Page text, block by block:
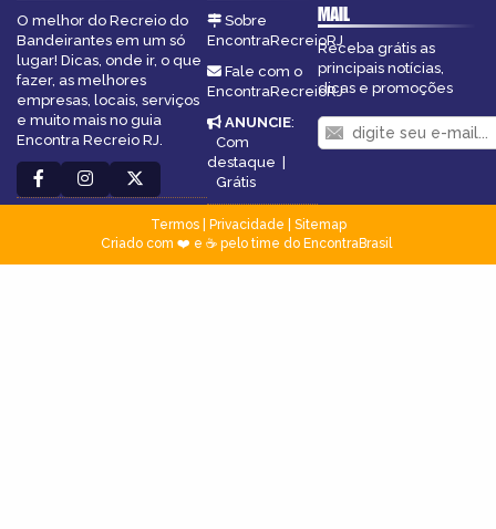
O melhor do Recreio do
Bandeirantes em um só
lugar! Dicas, onde ir, o que
fazer, as melhores
empresas, locais, serviços
e muito mais no guia
Encontra Recreio RJ.
Sobre
EncontraRecreioRJ
Fale com o
EncontraRecreioRJ
ANUNCIE:
Com
destaque |
Grátis
MAIL
Receba grátis as
principais notícias,
dicas e promoções
Termos| Privacidade
Sitemap
Criado com ❤️ e ☕ pelo time do EncontraBrasil